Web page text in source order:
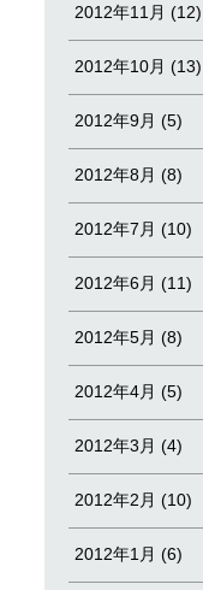
2012年11月 (12)
2012年10月 (13)
2012年9月 (5)
2012年8月 (8)
2012年7月 (10)
2012年6月 (11)
2012年5月 (8)
2012年4月 (5)
2012年3月 (4)
2012年2月 (10)
2012年1月 (6)